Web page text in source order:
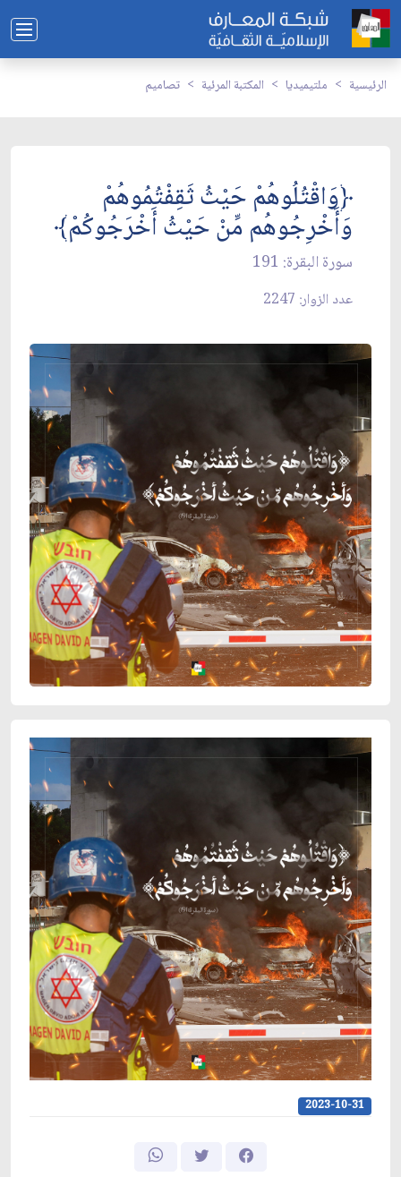
الرئيسية ملتيميديا المكتبة المرئية تصاميم
﴿وَاقْتُلُوهُمْ حَيْثُ ثَقِفْتُمُوهُمْ
وَأَخْرِجُوهُم مِّنْ حَيْثُ أَخْرَجُوكُمْ﴾
سورة البقرة: 191
عدد الزوار: 2247
2023-10-31